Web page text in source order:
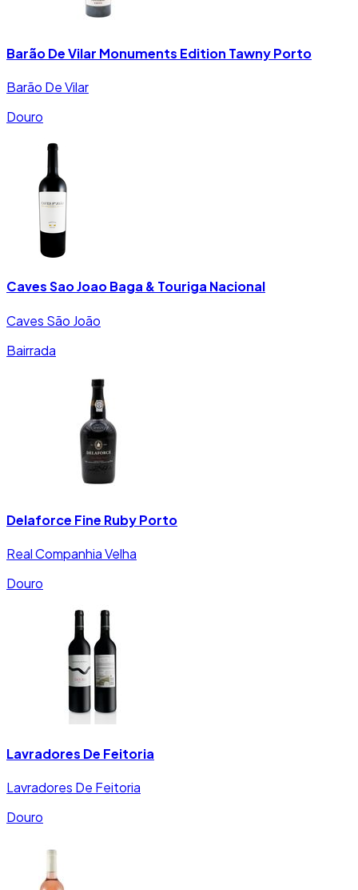
Barão De Vilar Monuments Edition Tawny Porto
Barão De Vilar
Douro
Caves Sao Joao Baga & Touriga Nacional
Caves São João
Bairrada
Delaforce Fine Ruby Porto
Real Companhia Velha
Douro
Lavradores De Feitoria
Lavradores De Feitoria
Douro